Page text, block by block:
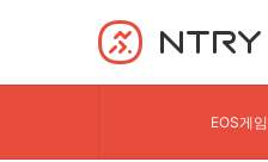
NTRY
EOS게임